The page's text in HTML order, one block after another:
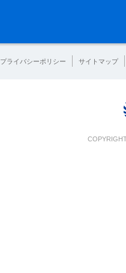
プライバシーポリシー サイトマップ